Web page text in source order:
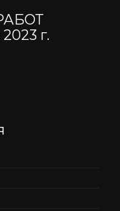
г.